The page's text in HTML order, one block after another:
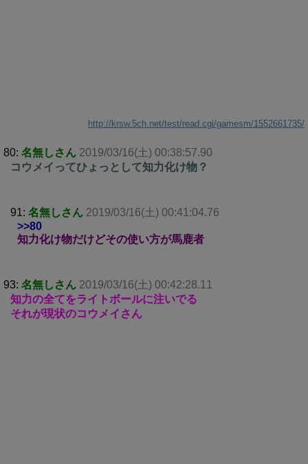
http://krsw.5ch.net/test/read.cgi/gamesm/1552661735/
80: 名無しさん 2019/03/16(土) 00:38:57.90
コウメイってひょっとして知力化け物？
91: 名無しさん 2019/03/16(土) 00:41:04.76
>>80
知力化け物だけどその使い方が馬鹿者
93: 名無しさん 2019/03/16(土) 00:42:28.11
知力の全てをライトボールに注いでる
それが現状のコウメイさん